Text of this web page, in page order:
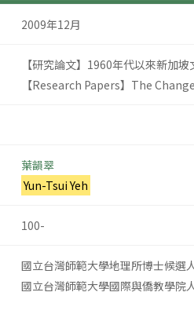
2009年12月
【研究論文】1960年代以來新加
【Research Papers】The
葉韻翠
Yun-Tsui Yeh
100-
國立台灣師範大學地理所博士候選
國立台灣師範大學國際與僑教學院